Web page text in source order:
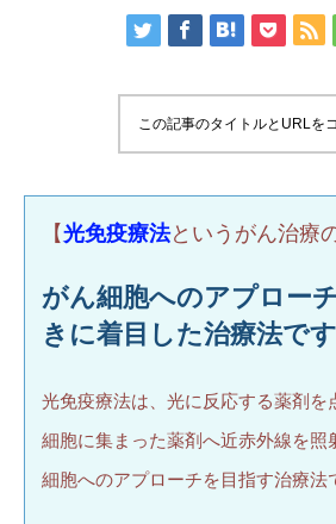
この記事のタイトルとURLを
【光免疫療法というがん治療
がん細胞へのアプロー
きに着目した治療法です
光免疫療法は、光に反応する薬剤を
細胞に集まった薬剤へ近赤外線を照
細胞へのアプローチを目指す治療法